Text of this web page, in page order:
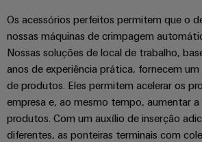
Os acessórios perfeitos permitem que o
nossas máquinas de crimpagem
Nossas soluções de local de trabalho,
anos de experiência prática, fornecem
de produtos. Eles permitem acelerar os
empresa e, ao mesmo tempo, aumentar a
produtos. Com um auxílio de inserção
diferentes, as ponteiras terminais com